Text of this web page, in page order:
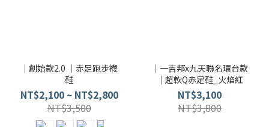
｜創始款2.0 ｜赤足跑步襪
鞋
NT$2,100 ~ NT$2,800
NT$3,500
｜一吉邦x九天聯名環台款
｜超軟Q赤足鞋_火焰紅
NT$3,100
NT$3,800